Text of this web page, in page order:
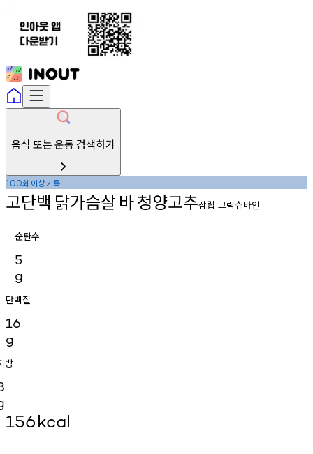
음식 또는 운동 검색하기
100회 이상기록
고단백 닭가슴살 바청양고추삼립 그릭슈바인
순탄수
5
g
단백질
16
g
방
156kcal